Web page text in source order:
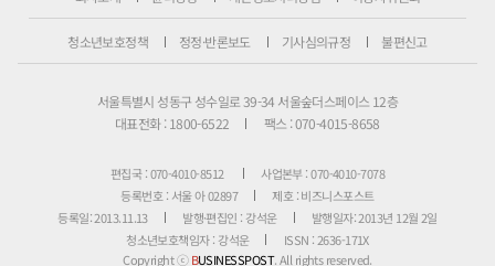
청소년보호정책 정정·반론보도 기사심의규정 불편신고
서울특별시 성동구 성수일로 39-34 서울숲더스페이스 12층
대표전화 : 1800-6522
팩스 : 070-4015-8658
편집국 : 070-4010-8512
사업본부 : 070-4010-7078
등록번호 : 서울 아 02897
제호 : 비즈니스포스트
등록일: 2013.11.13
발행·편집인 : 강석운
발행일자: 2013년 12월 2일
청소년보호책임자 : 강석운
ISSN : 2636-171X
Copyright ⓒBUSINESSPOST. All rights reserved.